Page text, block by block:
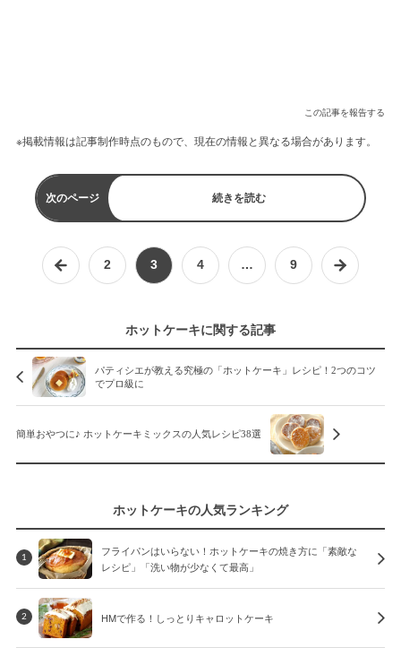
この記事を報告する
※掲載情報は記事制作時点のもので、現在の情報と異なる場合があります。
次のページ 続きを読む
2 3 4 … 9
ホットケーキに関する記事
パティシエが教える究極の「ホットケーキ」レシピ！2つのコツ
でプロ級に
簡単おやつに♪ ホットケーキミックスの人気レシピ38選
ホットケーキの人気ランキング
1
フライパンはいらない！ホットケーキの焼き方に「素敵な
レシピ」「洗い物が少なくて最高」
2 HMで作る！しっとりキャロットケーキ